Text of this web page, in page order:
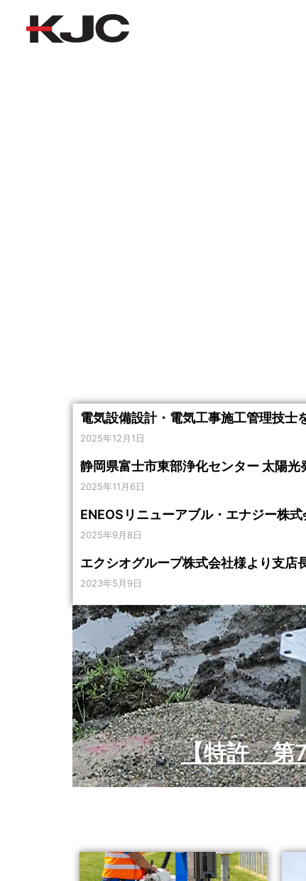
電気設備設計・電気工事施工管理技士
2025年12月1日
静岡県富士市東部浄化センター 太陽
2025年11月6日
ENEOSリニューアブル・エナジー株
2025年9月8日
エクシオグループ株式会社様より支店
2023年5月9日
【特許 第